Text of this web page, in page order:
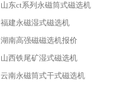
山东ct系列永磁筒式磁选机
福建永磁湿式磁选机
湖南高强磁磁选机报价
山西铁尾矿湿式磁选机
云南永磁筒式干式磁选机